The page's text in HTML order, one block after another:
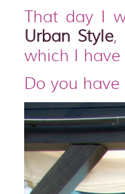
That day I
Urban Style,
which I
Do you